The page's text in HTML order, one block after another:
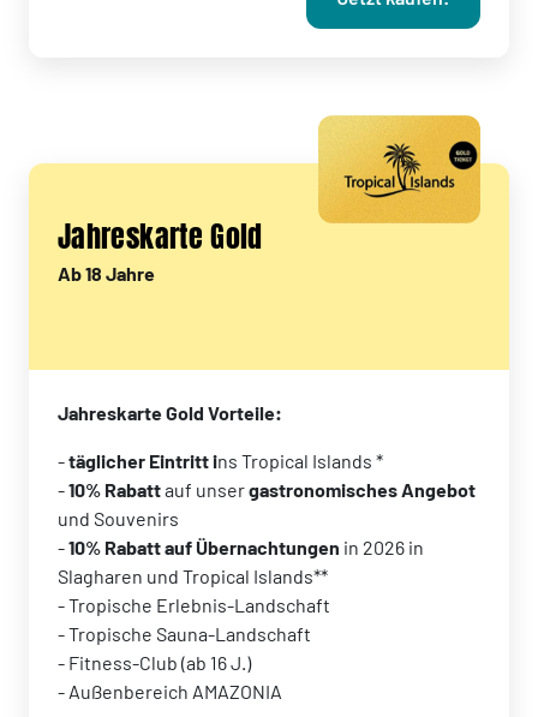
Jahreskarte Gold
Ab 18 Jahre
Jahreskarte Gold Vorteile:
-täglicher Eintritt ins Tropical Islands *
-10% Rabattauf unsergastronomisches Angebot
und Souvenirs
-10% Rabatt auf Übernachtungen in 2026 in
Slagharen und Tropical Islands**
- Tropische Erlebnis-Landschaft
- Tropische Sauna-Landschaft
- Fitness-Club (ab 16 J.)
- Außenbereich AMAZONIA